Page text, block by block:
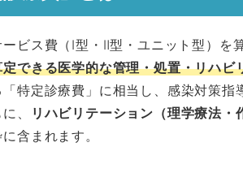
ビス費（Ⅰ型・Ⅱ型・ユニット型）を
定できる医学的な管理・処置・リハビ
特定診療費」に相当し、感染対策指
、
リハビリテーション（理学療法・
含まれます。